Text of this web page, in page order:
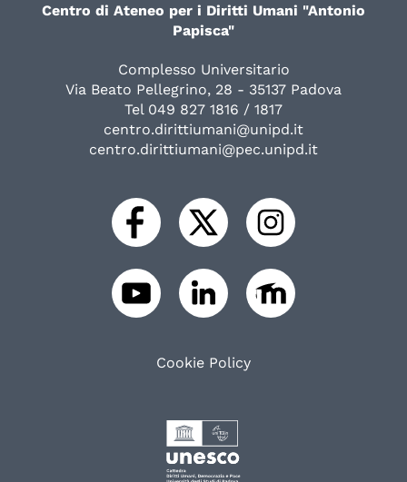
Centro di Ateneo per i Diritti Umani "Antonio
Papisca"
Complesso Universitario
Via Beato Pellegrino, 28 - 35137 Padova
Tel 049 827 1816 / 1817
centro.dirittiumani@unipd.it
centro.dirittiumani@pec.unipd.it
Cookie Policy